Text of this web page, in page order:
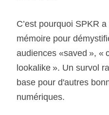
C’est pourquoi SPKR
mémoire pour
audiences «saved », «
lookalike ». Un survol
base pour d'autres
numériques.